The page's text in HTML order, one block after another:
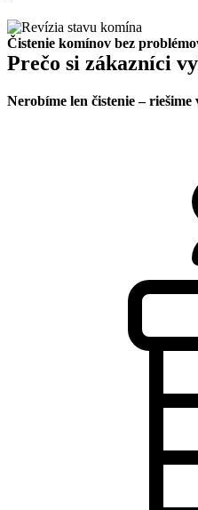
Čistenie komínov bez
Prečo si zákazníci
Nerobíme len čistenie – riešime